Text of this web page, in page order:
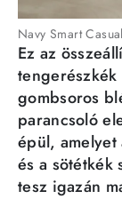
Navy Smart Casual
Ez az
tengerészkék
gombsoros
parancsoló
épül,
és a sötétkék
tesz igazán